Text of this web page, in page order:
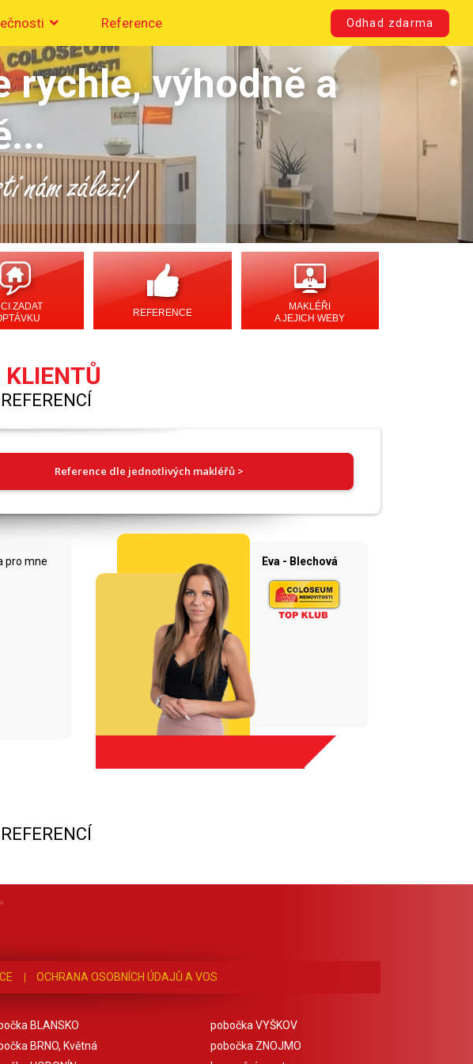
Reference Odhad zdarma
rychle, výhodně a
nám záleží!
ZADAT
REFERENCE
MAKLÉŘI
A JEJICH WEBY
KLIENTŮ
Reference dle jednotlivých makléřů >
pro mne
Eva - Blechová
OCHRANA OSOBNÍCH ÚDAJŮ A VOS
BLANSKO
BRNO, Květná
pobočka VYŠKOV
pobočka ZNOJMO